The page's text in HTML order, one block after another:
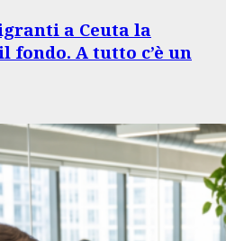
a Ceuta la
fondo. A tutto c’è un